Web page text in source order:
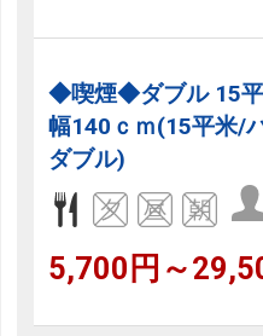
◆喫煙◆ダブル 15平
幅140ｃｍ(15平米/
ダブル)
5,700円～